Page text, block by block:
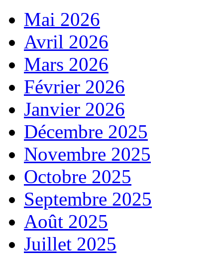
Mai 2026
Avril 2026
Mars 2026
Février 2026
Janvier 2026
Décembre 2025
Novembre 2025
Octobre 2025
Septembre 2025
Août 2025
Juillet 2025